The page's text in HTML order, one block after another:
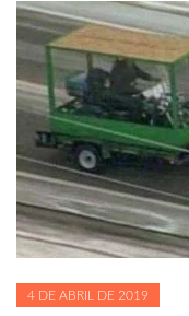
4 DE ABRIL DE 2019